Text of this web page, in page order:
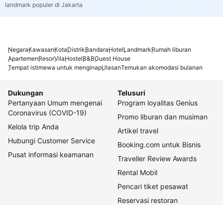
landmark populer di Jakarta
NegaraKawasanKotaDistrikBandaraHotelLandmarkRumah liburan
ApartemenResorVilaHostelB&BGuest House
Tempat istimewa untuk menginapUlasanTemukan akomodasi bulanan
Dukungan
Pertanyaan Umum mengenai
Coronavirus (COVID-19)
Kelola trip Anda
Hubungi Customer Service
Pusat informasi keamanan
Telusuri
Program loyalitas Genius
Promo liburan dan musiman
Artikel travel
Booking.com untuk Bisnis
Traveller Review Awards
Rental Mobil
Pencari tiket pesawat
Reservasi restoran